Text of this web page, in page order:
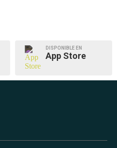
DISPONIBLE EN
App Store